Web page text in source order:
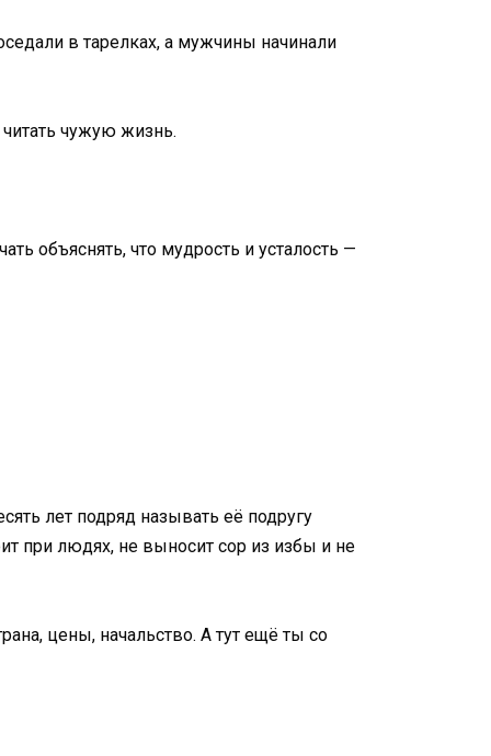
в тарелках, а мужчины начинали
чужую жизнь.
объяснять, что мудрость и усталость —
лет подряд называть её подругу
при людях, не выносит сор из избы и не
цены, начальство. А тут ещё ты со